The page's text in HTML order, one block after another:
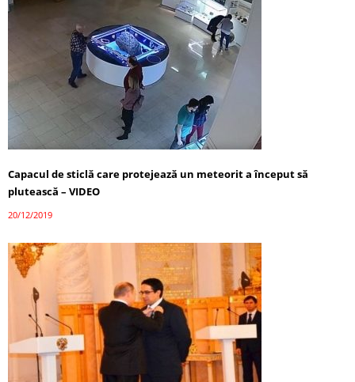
Capacul de sticlă care protejează un meteorit a început să
plutească – VIDEO
20/12/2019